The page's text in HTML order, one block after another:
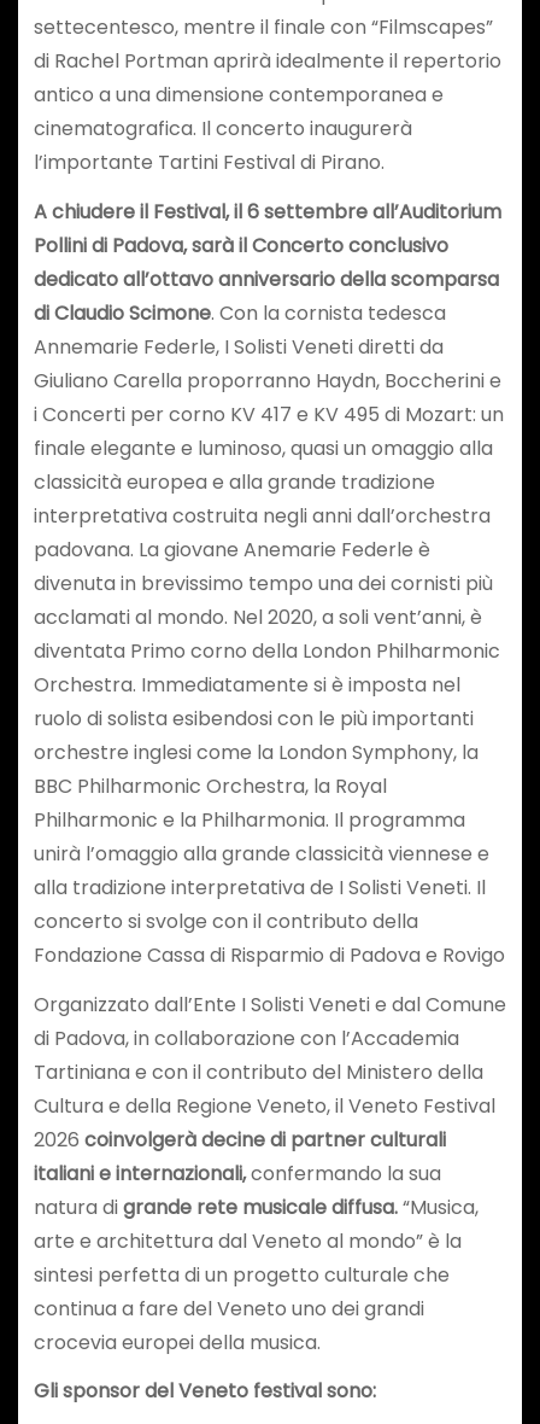
settecentesco, mentre il finale con “Filmscapes”
di Rachel Portman aprirà idealmente il repertorio
antico a una dimensione contemporanea e
cinematografica. Il concerto inaugurerà
l’importante Tartini Festival di Pirano.
A chiudere il Festival, il 6 settembre all’Auditorium
Pollini di Padova, sarà il Concerto conclusivo
dedicato all’ottavo anniversario della scomparsa
di Claudio Scimone. Con la cornista tedesca
Annemarie Federle, I Solisti Veneti diretti da
Giuliano Carella proporranno Haydn, Boccherini e
i Concerti per corno KV 417 e KV 495 di Mozart: un
finale elegante e luminoso, quasi un omaggio alla
classicità europea e alla grande tradizione
interpretativa costruita negli anni dall’orchestra
padovana. La giovane Anemarie Federle è
divenuta in brevissimo tempo una dei cornisti più
acclamati al mondo. Nel 2020, a soli vent’anni, è
diventata Primo corno della London Philharmonic
Orchestra. Immediatamente si è imposta nel
ruolo di solista esibendosi con le più importanti
orchestre inglesi come la London Symphony, la
BBC Philharmonic Orchestra, la Royal
Philharmonic e la Philharmonia. Il programma
unirà l’omaggio alla grande classicità viennese e
alla tradizione interpretativa de I Solisti Veneti. Il
concerto si svolge con il contributo della
Fondazione Cassa di Risparmio di Padova e Rovigo
Organizzato dall’Ente I Solisti Veneti e dal Comune
di Padova, in collaborazione con l’Accademia
Tartiniana e con il contributo del Ministero della
Cultura e della Regione Veneto, il Veneto Festival
2026 coinvolgerà decine di partner culturali
italiani e internazionali,confermando la sua
natura digrande rete musicale diffusa.“Musica,
arte e architettura dal Veneto al mondo” è la
sintesi perfetta di un progetto culturale che
continua a fare del Veneto uno dei grandi
crocevia europei della musica.
Gli sponsor del Veneto festival sono: